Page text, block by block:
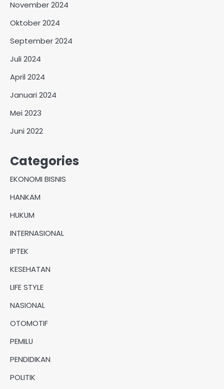
November 2024
Oktober 2024
September 2024
Juli 2024
April 2024
Januari 2024
Mei 2023
Juni 2022
Categories
EKONOMI BISNIS
HANKAM
HUKUM
INTERNASIONAL
IPTEK
KESEHATAN
LIFE STYLE
NASIONAL
OTOMOTIF
PEMILU
PENDIDIKAN
POLITIK